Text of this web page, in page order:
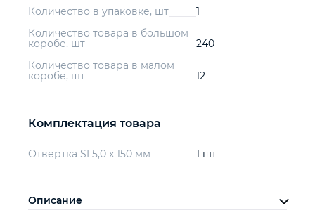
Количество в упаковке, шт
1
Количество товара в большом
коробе, шт
240
Количество товара в малом
коробе, шт
12
Комплектация товара
Отвертка SL5,0 х 150 мм 1 шт
Описание